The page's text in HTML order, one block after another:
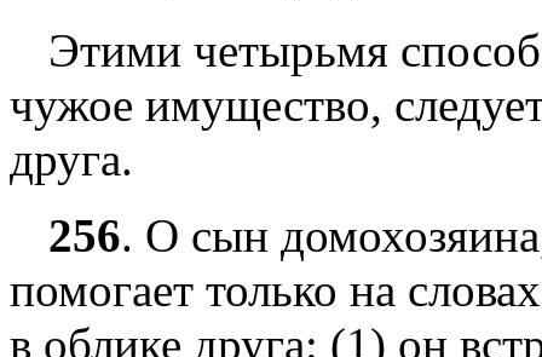
Этими четырьмя
чужое имущество,
друга.
256. О сын
помогает только на
в облике друга: (1) он